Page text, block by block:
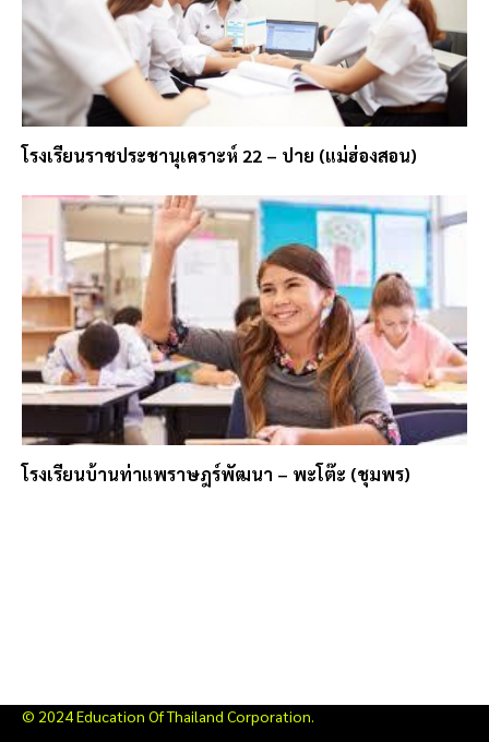
โรงเรียนราชประชานุเคราะห์ 22 – ปาย (แม่ฮ่องสอน)
โรงเรียนบ้านท่าแพราษฎร์พัฒนา – พะโต๊ะ (ชุมพร)
© 2024 Education Of Thailand Corporation.